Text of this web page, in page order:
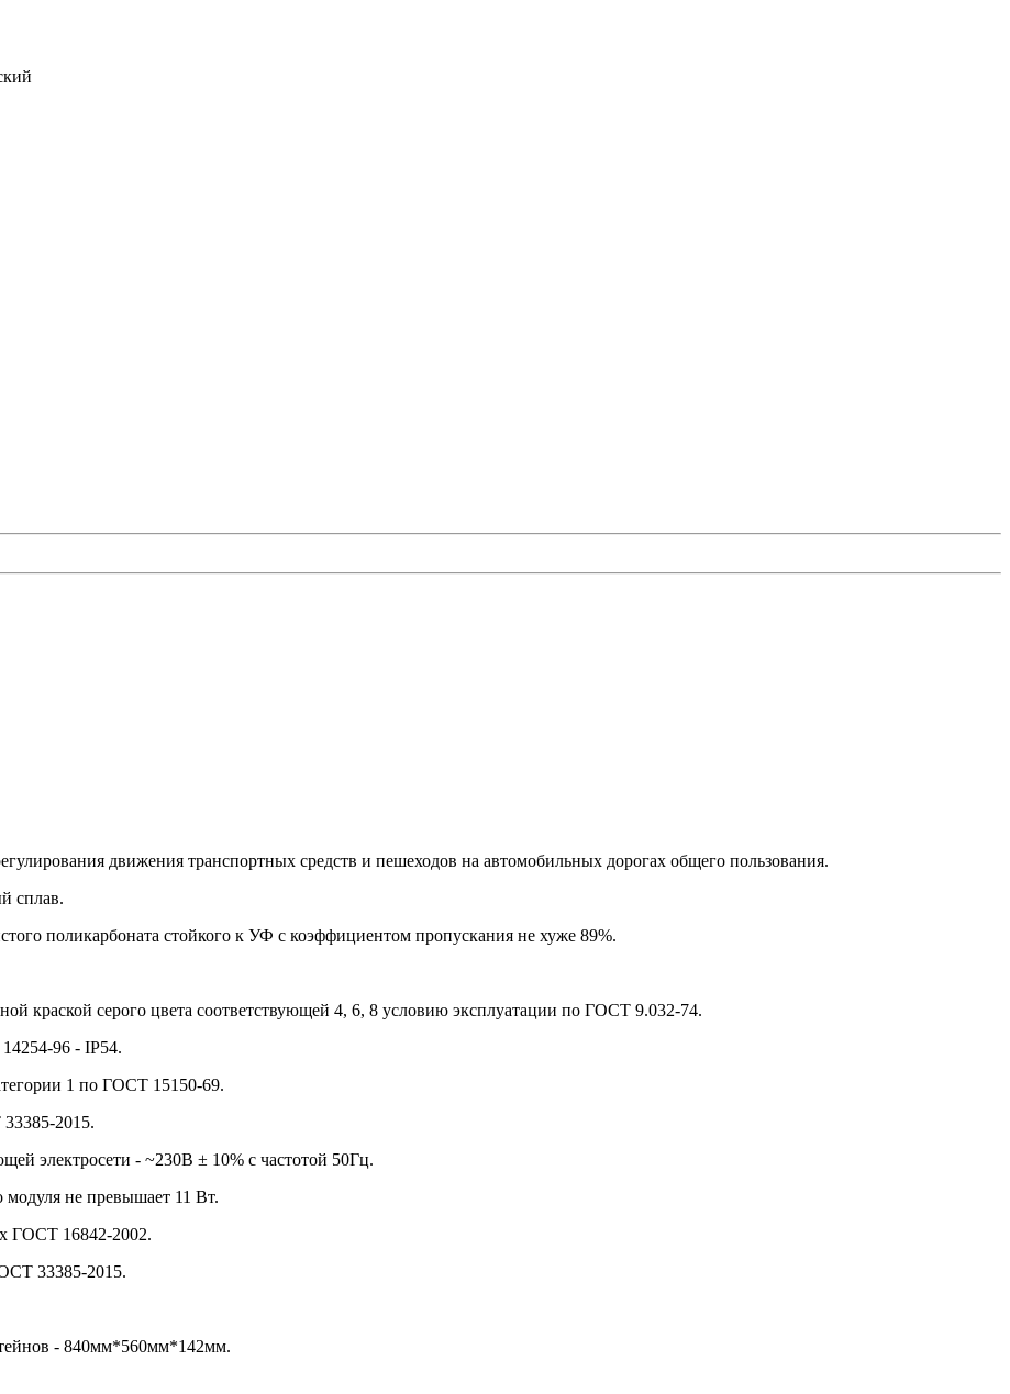
движения транспортных средств и пешеходов на автомобильных дорогах общего пользования.
сплав.
поликарбоната стойкого к УФ с коэффициентом пропускания не хуже 89%.
краской серого цвета соответствующей 4, 6, 8 условию эксплуатации по ГОСТ 9.032-74.
96 - IP54.
1 по ГОСТ 15150-69.
2015.
электросети - ~230В ± 10% с частотой 50Гц.
модуля не превышает 11 Вт.
ГОСТ 16842-2002.
33385-2015.
- 840мм*560мм*142мм.